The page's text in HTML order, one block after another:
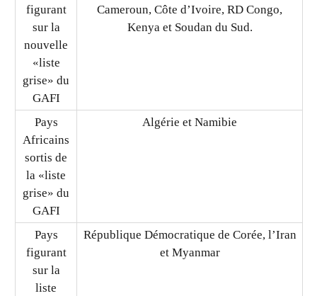
figurant
sur la
nouvelle
«liste
grise» du
GAFI
Cameroun, Côte d’Ivoire, RD Congo,
Kenya et Soudan du Sud.
Pays
Africains
sortis de
la «liste
grise» du
GAFI
Algérie et Namibie
Pays
figurant
sur la
liste
République Démocratique de Corée, l’Iran
et Myanmar